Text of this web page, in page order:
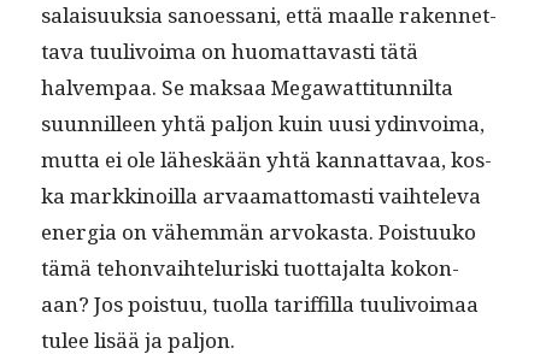
salaisuuk­sia sanoes­sani, että maalle raken­net­
ta­va tuulivoima on huo­mat­tavasti tätä
halvem­paa. Se mak­saa Megawat­ti­tun­nil­ta
suun­nilleen yhtä paljon kuin uusi ydin­voima,
mut­ta ei ole läh­eskään yhtä kan­nat­tavaa, kos­
ka markki­noil­la arvaa­mat­tomasti vai­htel­e­va
ener­gia on vähem­män arvokas­ta. Pois­tuuko
tämä tehon­va­i­hteluris­ki tuot­ta­jal­ta kokon­
aan? Jos pois­tuu, tuol­la tar­if­fil­la tuulivoimaa
tulee lisää ja paljon.